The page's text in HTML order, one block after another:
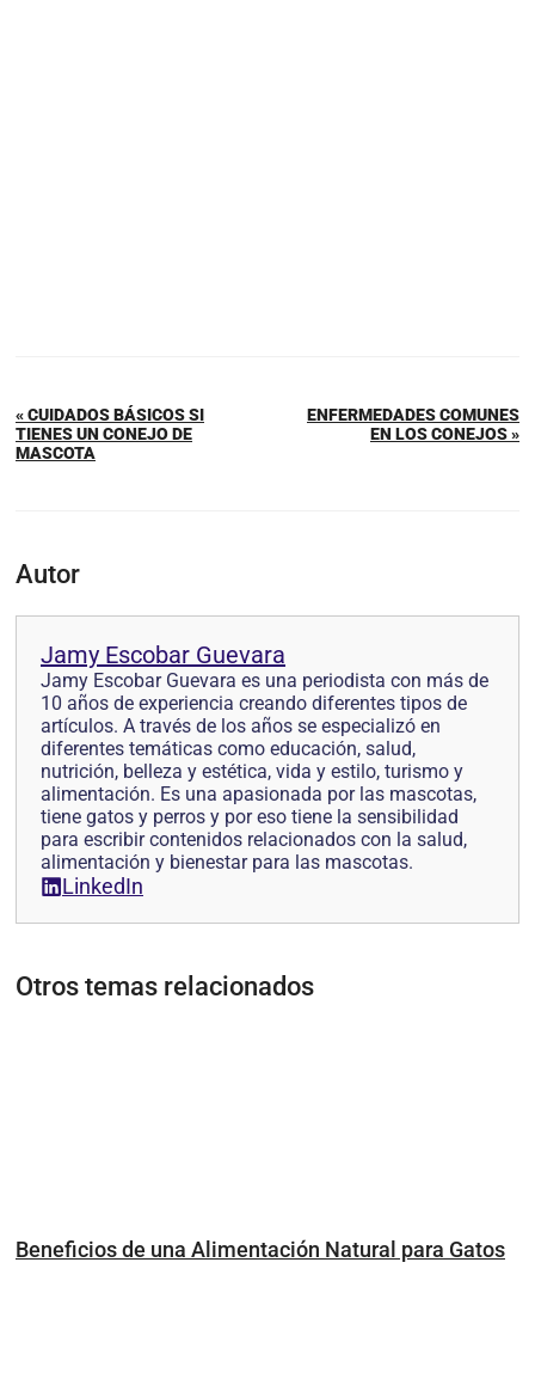
« CUIDADOS BÁSICOS SI
TIENES UN CONEJO DE
MASCOTA
ENFERMEDADES COMUNES
EN LOS CONEJOS »
Autor
Jamy Escobar Guevara
Jamy Escobar Guevara es una periodista con más de
10 años de experiencia creando diferentes tipos de
artículos. A través de los años se especializó en
diferentes temáticas como educación, salud,
nutrición, belleza y estética, vida y estilo, turismo y
alimentación. Es una apasionada por las mascotas,
tiene gatos y perros y por eso tiene la sensibilidad
para escribir contenidos relacionados con la salud,
alimentación y bienestar para las mascotas.
LinkedIn
Otros temas relacionados
Beneficios de una Alimentación Natural para Gatos